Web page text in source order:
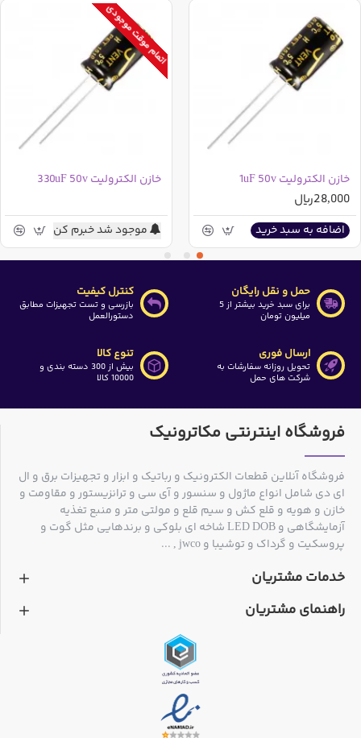
قطر : 16 میلی متر
دما : 105 درجه سانتی گراد
همچنین این کالا در خریدهای عمده شامل تخفیف می باشد که
مقدار این تخفیف در ذیل قیمت پایه درج گردیده است
در صورتی که در جستجوی رنج دیگری از این خازن می باشید
الکترونیک شده و سپس بر روی خازن ها رفته و وارد دسته بندی
خازن های الکترولیت شوید و سپس توسط فیلتری که در سمت
راست وجود دارد(بعد از ورود به دسته بندی خازن های
الکترولیت ظاهر خواهد شد) خازن مورد نیاز خود را مشاهده
خازن الکترولیت 1uF 50v
28,000ریال
اضافه به سبد خرید
اتمام موقت موجودی
خازن الکترولیت 330uF 50v
موجود شد خبرم کن
حمل و نقل رایگان
برای سبد خرید بیشتر از 5
میلیون تومان
کنترل کیفیت
بازرسی و تست تجهیزات مطابق
دستورالعمل
ارسال فوری
تحویل روزانه سفارشات به
شرکت های حمل
تنوع کالا
بیش از 300 دسته بندی و
10000 کالا
فروشگاه اینترنتی مکاترونیک
فروشگاه آنلاین قطعات الکترونیک و رباتیک و ابزار و تجهیزات برق و ال
ای دی شامل انواع ماژول و سنسور و آی سی و ترانزیستور و مقاومت و
خازن و هویه و قلع کش و سیم قلع و مولتی متر و منبع تغذیه
آزمایشگاهی و LED DOB شاخه ای بلوکی و برندهایی مثل گوت و
پروسکیت و گرداک و توشیبا و jwco , ...
خدمات مشتریان
راهنمای مشتریان